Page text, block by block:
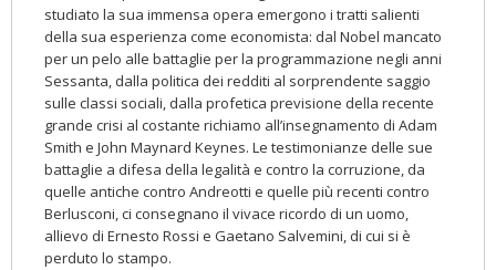
studiato la sua immensa opera emergono i tratti salienti
della sua esperienza come economista: dal Nobel mancato
per un pelo alle battaglie per la programmazione negli anni
Sessanta, dalla politica dei redditi al sorprendente saggio
sulle classi sociali, dalla profetica previsione della recente
grande crisi al costante richiamo all’insegnamento di Adam
Smith e John Maynard Keynes. Le testimonianze delle sue
battaglie a difesa della legalità e contro la corruzione, da
quelle antiche contro Andreotti e quelle più recenti contro
Berlusconi, ci consegnano il vivace ricordo di un uomo,
allievo di Ernesto Rossi e Gaetano Salvemini, di cui si è
perduto lo stampo.